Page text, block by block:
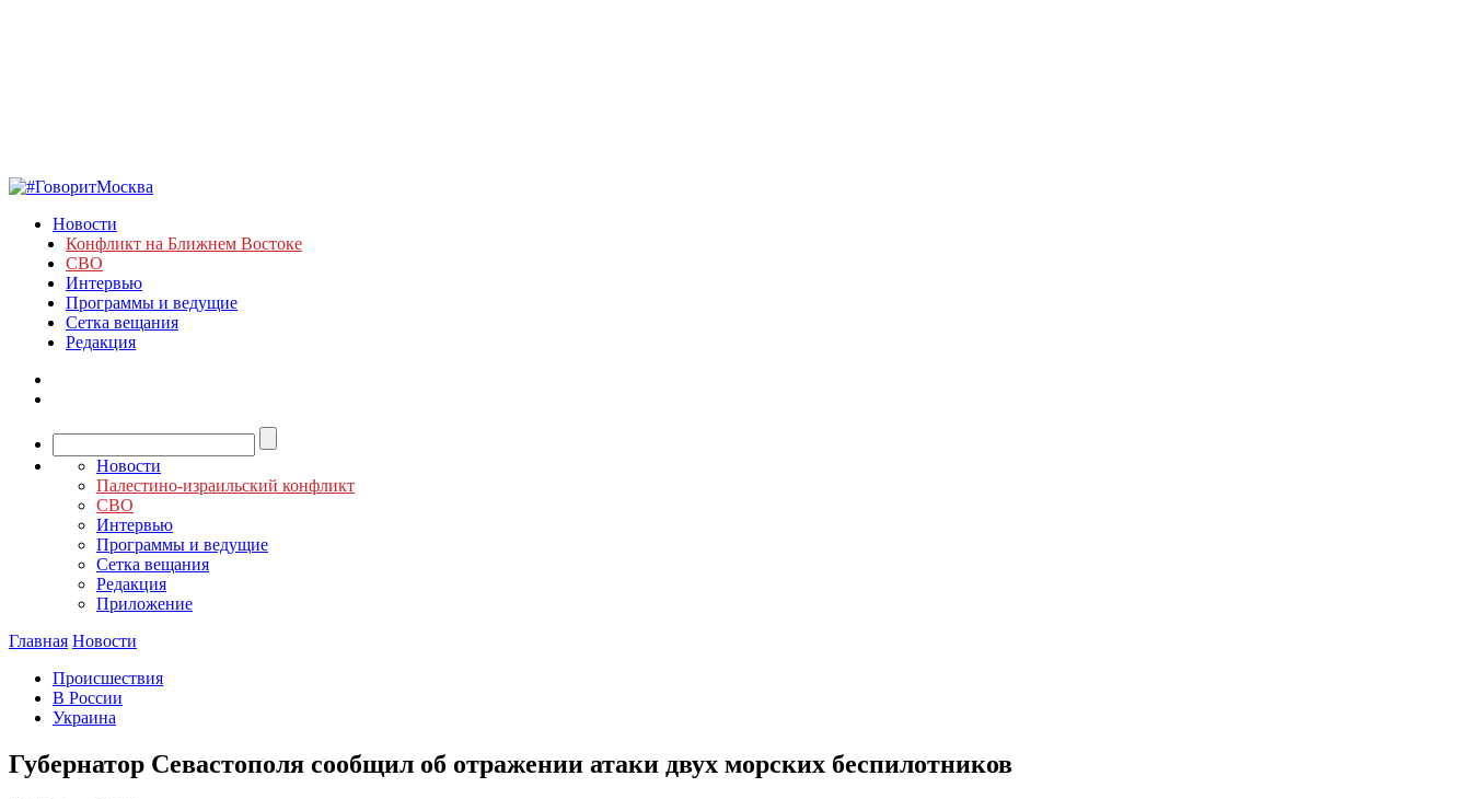
Новости
Конфликт на Ближнем Востоке
СВО
Интервью
Программы и ведущие
Сетка вещания
Редакция
Новости
Палестино-израильский конфликт
СВО
Интервью
Программы и ведущие
Сетка вещания
Редакция
Приложение
Главная Новости
Происшествия
В России
Украина
Губернатор Севастополя сообщил об отражении атаки двух морских беспилотников